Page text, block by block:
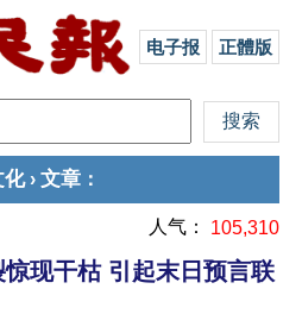
电子报 正體版
化› 文章 ：
人气： 105,310
现干枯 引起末日预言联